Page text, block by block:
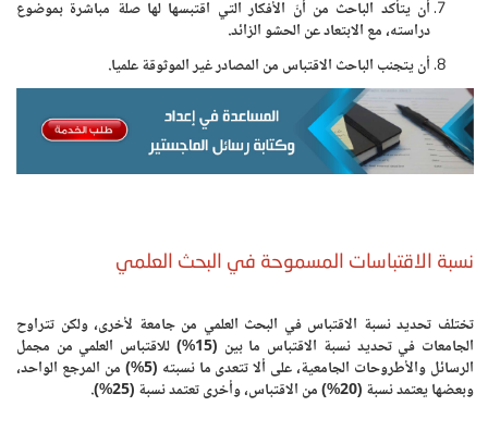
أن يتأكد الباحث من أنّ الأفكار التي اقتبسها لها صلة مباشرة بموضوع
دراسته، مع الابتعاد عن الحشو الزائد.
أن يتجنب الباحث الاقتباس من المصادر غير الموثوقة علميا.
نسبة الاقتباسات المسموحة في البحث العلمي
تختلف تحديد نسبة الاقتباس في البحث العلمي من جامعة لأخرى، ولكن تتراوح
الجامعات في تحديد نسبة الاقتباس ما بين (15%) للاقتباس العلمي من مجمل
الرسائل والأطروحات الجامعية، على ألا تتعدى ما نسبته (5%) من المرجع الواحد،
وبعضها يعتمد نسبة (20%) من الاقتباس، وأخرى تعتمد نسبة (25%).